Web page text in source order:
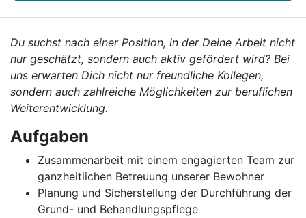
Du suchst nach einer Position, in der Deine Arbeit nicht
nur geschätzt, sondern auch aktiv gefördert wird? Bei
uns erwarten Dich nicht nur freundliche Kollegen,
sondern auch zahlreiche Möglichkeiten zur beruflichen
Weiterentwicklung.
Aufgaben
Zusammenarbeit mit einem engagierten Team zur
ganzheitlichen Betreuung unserer Bewohner
Planung und Sicherstellung der Durchführung der
Grund- und Behandlungspflege